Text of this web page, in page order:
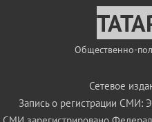
Общественно-
Сетевое
Запись о регистрации СМИ: